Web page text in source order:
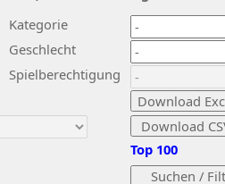
Kategorie
Geschlecht
Spielberechtigung
Top 100